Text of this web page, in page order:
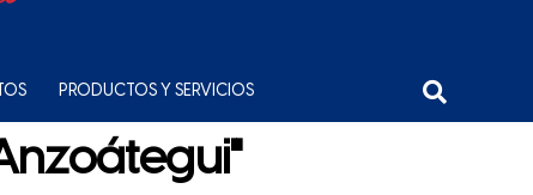
PRODUCTOS Y SERVICIOS